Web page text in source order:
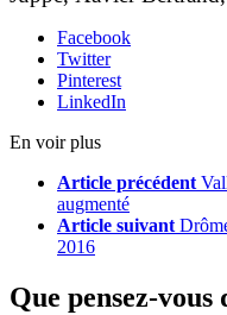
Facebook
Twitter
Pinterest
LinkedIn
En voir plus
Article précédent
augmenté
Article suivant
2016
Que pensez-